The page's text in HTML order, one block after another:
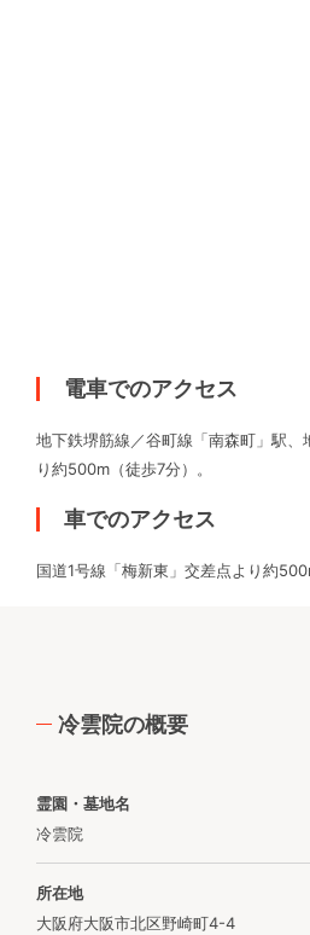
電車でのアクセス
地下鉄堺筋線／谷町線「南森町」駅、
り約500m（徒歩7分）。
車でのアクセス
国道1号線「梅新東」交差点より約
冷雲院の概要
霊園・墓地名
冷雲院
所在地
大阪府大阪市北区野崎町4-4